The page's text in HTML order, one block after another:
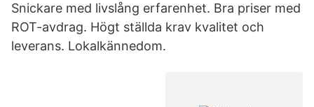
Snickare med livslång erfarenhet. Bra priser med
ROT-avdrag. Högt ställda krav kvalitet och
leverans. Lokalkännedom.